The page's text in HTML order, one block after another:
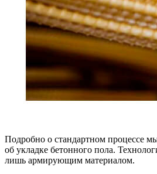
Подробно о стандартном процессе
об укладке бетонного пола.
лишь армирующим материалом.